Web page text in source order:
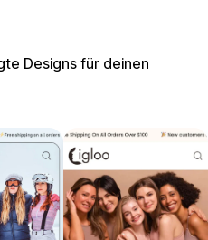
Designs für deinen